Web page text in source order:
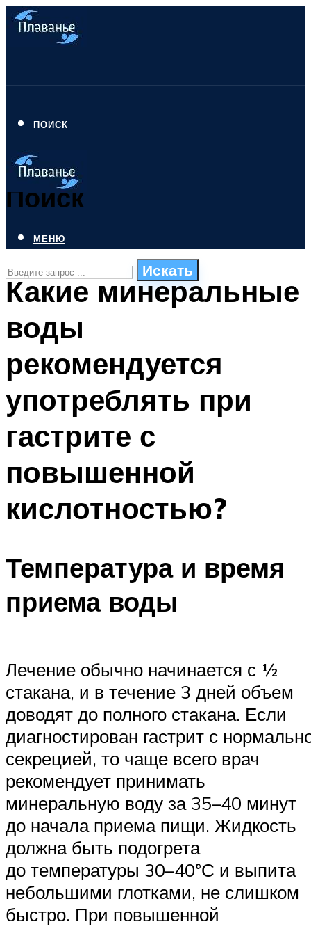
ПОИСК
Поиск
Искать
ПЛАВАНЬЕ ДЛЯ ДЕТЕЙ
БАССЕЙН ДЛЯ ДОМА
ОЧИСТКА БАССЕЙНОВ
МЕНЮ
МЕНЮ
Какие минеральные
воды
рекомендуется
употреблять при
гастрите с
повышенной
кислотностью?
Температура и время
приема воды
Лечение обычно начинается с ½
стакана, и в течение 3 дней объем
доводят до полного стакана. Если
диагностирован гастрит с
секрецией, то чаще всего врач
рекомендует принимать
минеральную воду за 35–40 минут
до начала приема пищи. Жидкость
должна быть подогрета
до температуры 30–40°С и выпита
небольшими глотками, не слишком
быстро. При повышенной